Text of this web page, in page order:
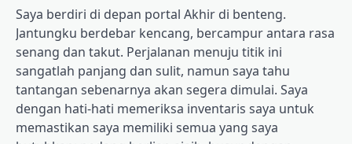
Saya berdiri di depan portal Akhir di benteng.
Jantungku berdebar kencang, bercampur antara rasa
senang dan takut. Perjalanan menuju titik ini
sangatlah panjang dan sulit, namun saya tahu
tantangan sebenarnya akan segera dimulai. Saya
dengan hati-hati memeriksa inventaris saya untuk
memastikan saya memiliki semua yang saya